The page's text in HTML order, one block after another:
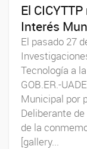
El
Interés
El pasado 27
Tecnología a
GOB.ER.-
Municipal por
Deliberante
de la
[gallery...